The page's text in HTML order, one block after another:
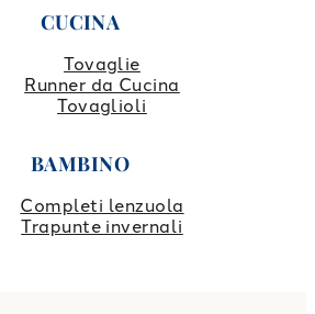
CUCINA
Tovaglie
Runner da Cucina
Tovaglioli
BAMBINO
Completi lenzuola
Trapunte invernali